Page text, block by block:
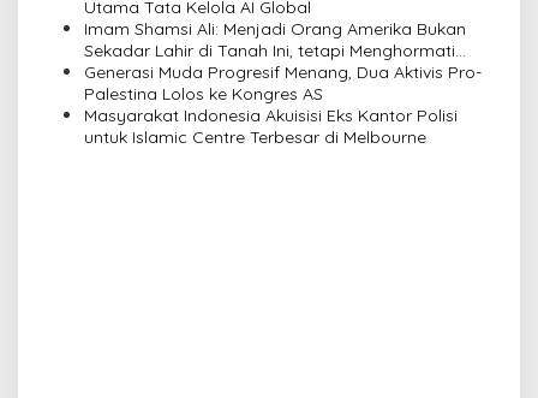
Utama Tata Kelola AI Global
Imam Shamsi Ali: Menjadi Orang Amerika Bukan
Sekadar Lahir di Tanah Ini, tetapi Menghormati
Perbedaan
Generasi Muda Progresif Menang, Dua Aktivis Pro-
Palestina Lolos ke Kongres AS
Masyarakat Indonesia Akuisisi Eks Kantor Polisi
untuk Islamic Centre Terbesar di Melbourne